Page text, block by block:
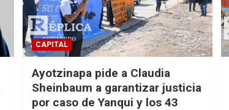
CAPITAL
Ayotzinapa pide a Claudia
Sheinbaum a garantizar justicia
por caso de Yanqui y los 43